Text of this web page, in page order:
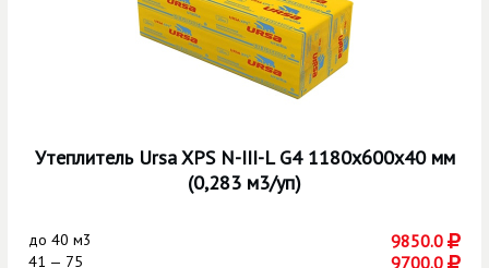
Утеплитель Ursa XPS N-III-L G4 1180х600х40 мм
(0,283 м3/уп)
до 40 м3 9850.0
41 — 75 9700.0